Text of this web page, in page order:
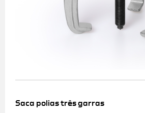
Saca polias três garras